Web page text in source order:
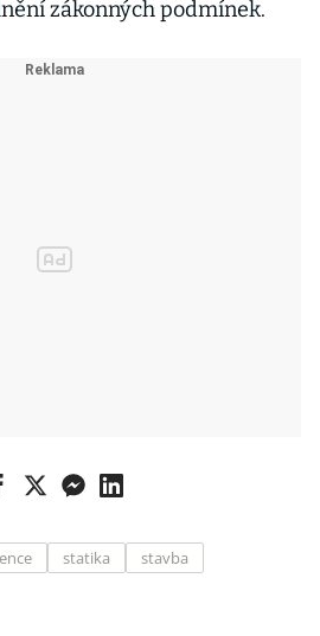
zákonných podmínek.
statika
stavba